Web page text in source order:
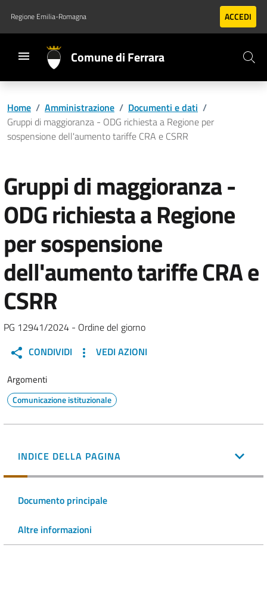
Vai al contenuto principale
Vai al footer
Regione Emilia-Romagna ACCEDI
Comune di Ferrara
Home / Amministrazione / Documenti e dati /
Gruppi di maggioranza - ODG richiesta a Regione per
sospensione dell'aumento tariffe CRA e CSRR
Gruppi di maggioranza -
ODG richiesta a Regione
per sospensione
dell'aumento tariffe CRA e
CSRR
PG 12941/2024 - Ordine del giorno
CONDIVIDI
VEDI AZIONI
Argomenti
Comunicazione istituzionale
INDICE DELLA PAGINA
Documento principale
Altre informazioni